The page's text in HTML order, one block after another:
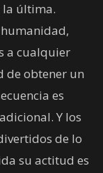
la última.
a cualquier
de obtener un
es
Y los
de lo
su actitud es